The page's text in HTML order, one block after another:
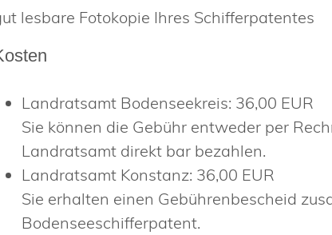
lesbare Fotokopie Ihres Schifferpatentes
Landratsamt Bodenseekreis: 36,00 EUR
Sie können die Gebühr entweder per
Landratsamt direkt bar bezahlen.
Landratsamt Konstanz: 36,00 EUR
Sie erhalten einen Gebührenbescheid
Bodenseeschifferpatent.